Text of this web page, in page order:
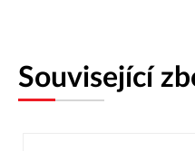
Související